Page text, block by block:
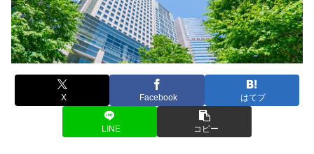
X Facebook はてブ
LINE コピー